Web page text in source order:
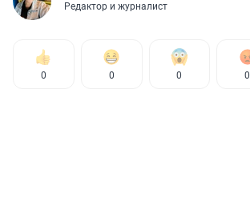
Редактор и журналист
0 0 0 0